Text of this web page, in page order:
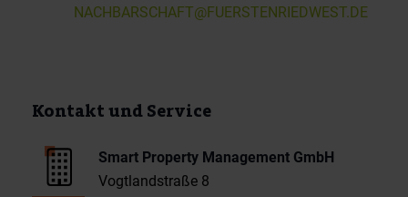
NACHBARSCHAFT@FUERSTENRIEDWEST.DE
Kontakt und Service
Smart Property Management GmbH
Vogtlandstraße 8